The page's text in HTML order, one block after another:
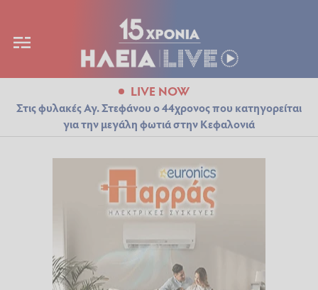
LIVE NOW
Στις φυλακές Αγ. Στεφάνου ο 44χρονος που κατηγορείται
για την μεγάλη φωτιά στην Κεφαλονιά